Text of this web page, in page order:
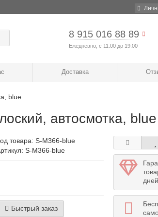
8 915 016 88 89
Ежедневно, с 11:00 до 19:00
Доставка
blue
автосмотка, blue
товара: S-M366-blue
S-M366-blue
Быстрый заказ
дней